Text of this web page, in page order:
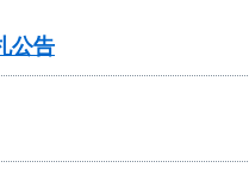
公告